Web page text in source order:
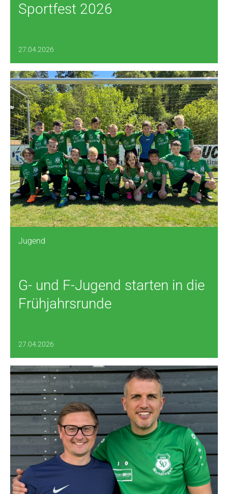
Sportfest 2026
27.04.2026
Jugend
G- und F-Jugend starten in die
Frühjahrsrunde
27.04.2026